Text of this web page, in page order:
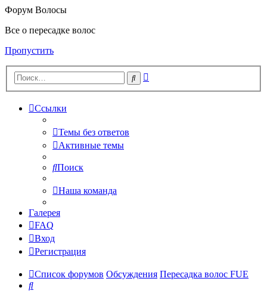
Форум Волосы
Все о пересадке волос
Пропустить
Поиск
Ссылки
Темы без ответов
Активные темы
Поиск
Наша команда
Галерея
FAQ
Вход
Регистрация
Список форумов Обсуждения Пересадка волос FUE
Поиск